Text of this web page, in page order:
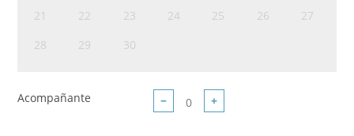
21
22 23 24 25 26
27
28
29 30
Acompañante − +